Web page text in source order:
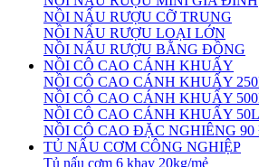
NỒI NẤU RƯỢU CỠ TRUNG
NỒI NẤU RƯỢU LOẠI LỚN
NỒI NẤU RƯỢU BẰNG ĐỒNG
NỒI CÔ CAO CÁNH KHUẤY
NỒI CÔ CAO CÁNH KHUẤY
NỒI CÔ CAO CÁNH KHUẤY
NỒI CÔ CAO CÁNH KHUẤY 50L
NỒI CÔ CAO ĐẶC NGHIÊNG 90
TỦ NẤU CƠM CÔNG NGHIỆP
Tủ nấu cơm 6 khay 20kg/mẻ